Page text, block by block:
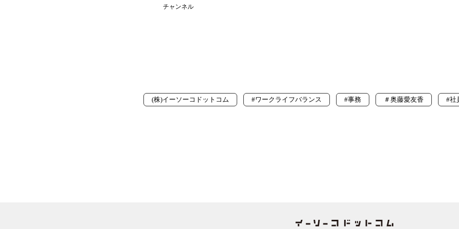
チャンネル
(株)イーソーコドットコム #ワークライフバランス #事務 ＃奥藤愛友香 #社